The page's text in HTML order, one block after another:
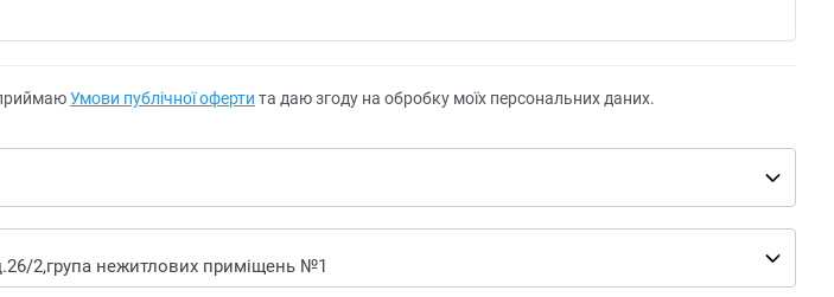
Умови публічної оферти та даю згоду на обробку моїх персональних даних.